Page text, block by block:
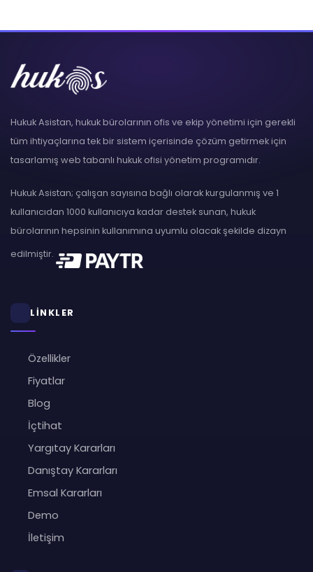
Hukuk Asistan, hukuk bürolarının ofis ve ekip yönetimi için gerekli
tüm ihtiyaçlarına tek bir sistem içerisinde çözüm getirmek için
tasarlamış web tabanlı hukuk ofisi yönetim programıdır.
Hukuk Asistan; çalışan sayısına bağlı olarak kurgulanmış ve 1
kullanıcıdan 1000 kullanıcıya kadar destek sunan, hukuk
bürolarının hepsinin kullanımına uyumlu olacak şekilde dizayn
edilmiştir.
LİNKLER
Özellikler
Fiyatlar
Blog
İçtihat
Yargıtay Kararları
Danıştay Kararları
Emsal Kararları
Demo
İletişim